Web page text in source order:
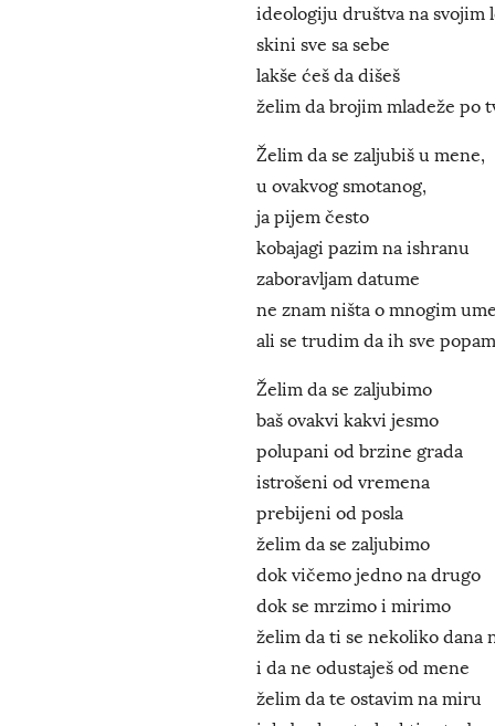
ideologiju društva na svojim
skini sve sa sebe
lakše ćeš da dišeš
želim da brojim mladeže po
Želim da se zaljubiš u mene,
u ovakvog smotanog,
ja pijem često
kobajagi pazim na ishranu
zaboravljam datume
ne znam ništa o mnogim
ali se trudim da ih sve
Želim da se zaljubimo
baš ovakvi kakvi jesmo
polupani od brzine grada
istrošeni od vremena
prebijeni od posla
želim da se zaljubimo
dok vičemo jedno na drugo
dok se mrzimo i mirimo
želim da ti se nekoliko dana
i da ne odustaješ od mene
želim da te ostavim na miru